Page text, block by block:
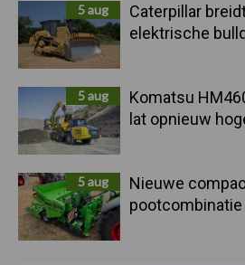
5 aug
Caterpillar
elektrische
5 aug
Komatsu
lat opnieuw
5 aug
Nieuwe
pootcombinatie